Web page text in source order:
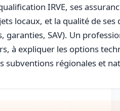
IRVE, ses
locaux, et la qualité de ses
garanties, SAV). Un
à expliquer les options
subventions régionales et